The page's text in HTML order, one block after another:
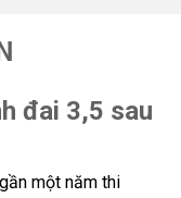
đai 3,5 sau